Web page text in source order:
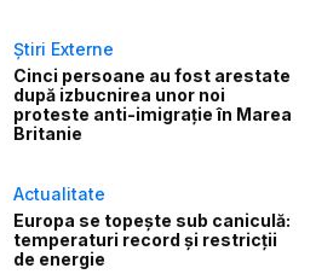
Știri Externe
Cinci persoane au fost arestate
după izbucnirea unor noi
proteste anti-imigrație în Marea
Britanie
Actualitate
Europa se topește sub caniculă:
temperaturi record și restricții
de energie